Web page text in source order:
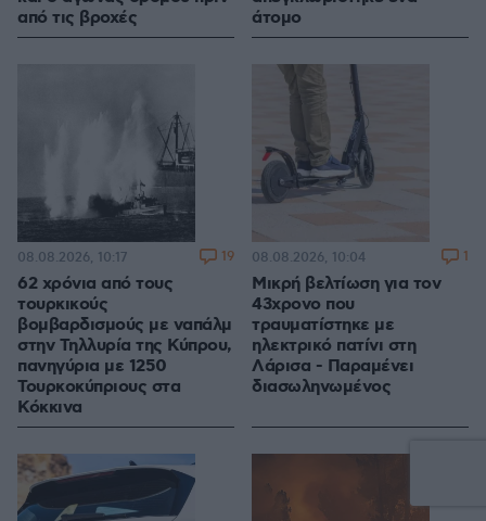
από τις βροχές
άτομο
62 χρόνια από τους
τουρκικούς
βομβαρδισμούς με ναπάλμ
στην Τηλλυρία της Κύπρου,
πανηγύρια με 1250
Τουρκοκύπριους στα
Κόκκινα
08.08.2026, 10:17 19
Μικρή βελτίωση για τον
43χρονο που
τραυματίστηκε με
ηλεκτρικό πατίνι στη
Λάρισα - Παραμένει
διασωληνωμένος
08.08.2026, 10:04 1